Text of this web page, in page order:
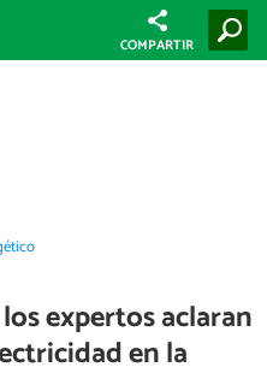
COMPARTIR
expertos aclaran
en la